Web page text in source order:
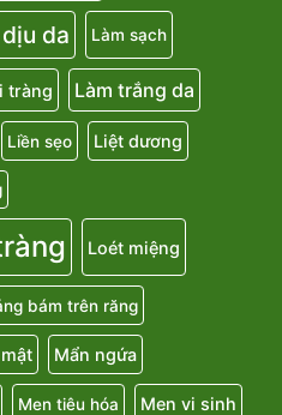
da Làm sạch
tràng Làm trắng da
Liền sẹo Liệt dương
Loét miệng
bám trên răng
Mẩn ngứa
Men tiêu hóa Men vi sinh